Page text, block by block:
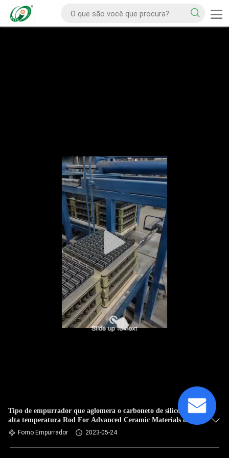
Tipo de empurrador que aglomera o carboneto de silicone de
alta temperatura Rod For Advanced Ceramic Materials da
fornalha elétrica
Forno Empurrador 2023-05-24